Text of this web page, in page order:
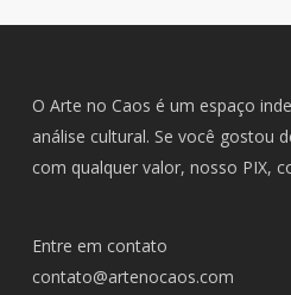
O Arte no Caos é um espaço
análise cultural. Se você gostou
com qualquer valor, nosso PIX,
Entre em contato
contato@artenocaos.com